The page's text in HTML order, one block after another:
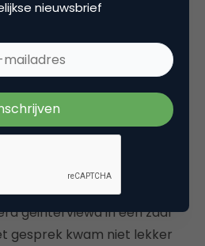
waar je het niet mee
Mark Zuckerberg van
tegen. Mark Zuckerberg
geinterviewd in een zaal
gesprek kwam niet lekker
nieuwsbrief